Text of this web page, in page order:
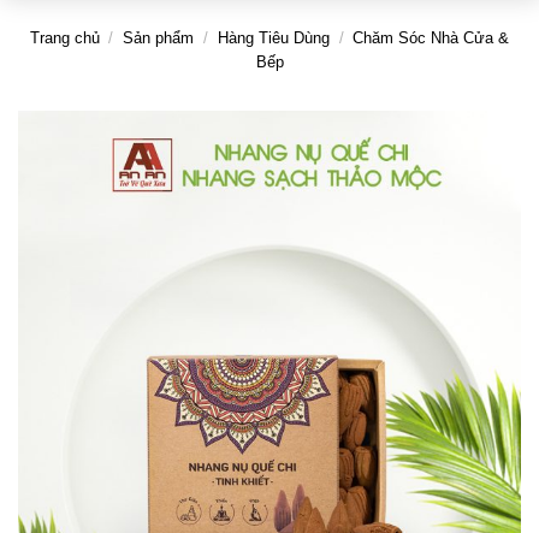
Trang chủ / Sản phẩm / Hàng Tiêu Dùng / Chăm Sóc Nhà Cửa &
Bếp